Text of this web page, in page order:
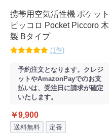
携帯用空気活性機 ポケット
ピッコロ Pocket Piccoro 木
製 Bタイプ
(1件)
予約注文となります。クレジ
ットやAmazonPayでのお支
払いは、受注日に請求が確定
いたします。
￥9,900
送料無料 定番